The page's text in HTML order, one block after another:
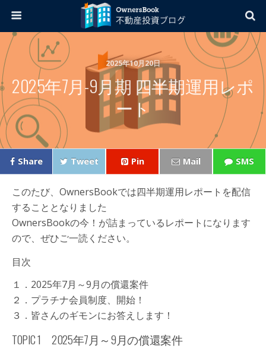
2025年10月20日
2025年7月-9月期 四半期運用レポ
ート
Share Tweet Pin Mail SMS
このたび、OwnersBookでは四半期運用レポートを配信
することとなりました
OwnersBookの今！が詰まっているレポートになります
ので、ぜひご一読ください。
目次
１．2025年7月～9月の償還案件
２．プラチナ会員制度、開始！
３．皆さんのギモンにお答えします！
TOPIC 1 2025年7月～9月の償還案件